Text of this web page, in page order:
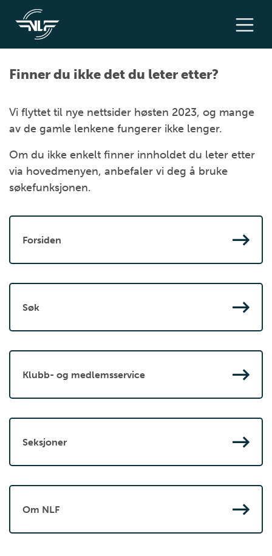
Finner du ikke det du leter etter?
Vi flyttet til nye nettsider høsten 2023, og mange
av de gamle lenkene fungerer ikke lenger.
Om du ikke enkelt finner innholdet du leter etter
via hovedmenyen, anbefaler vi deg å bruke
søkefunksjonen.
Forsiden
Søk
Klubb- og medlemsservice
Seksjoner
Om NLF